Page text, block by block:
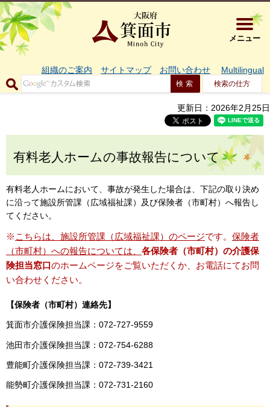
大阪府箕
メニュー
組織のご案内 サイトマップ お問い合わせ Multilingual
検索の仕方
更新日：2026年2月25日
有料老人ホームの事故報告について
有料老人ホームにおいて、事故が発生した場合は、下記の取り決め
に沿って施設所管課（広域福祉課）及び保険者（市町村）へ報告し
てください。
※ こちらは、施設所管課（広域福祉課）のページです。 保険者
（市町村）への報告については、 各保険者（市町村）の介護保
険担当窓口のホームページをご覧いただくか、お電話にてお問
い合わせください。
【保険者（市町村）連絡先】
箕面市介護保険担当課：072-727-9559
池田市介護保険担当課：072-754-6288
豊能町介護保険担当課：072-739-3421
能勢町介護保険担当課：072-731-2160